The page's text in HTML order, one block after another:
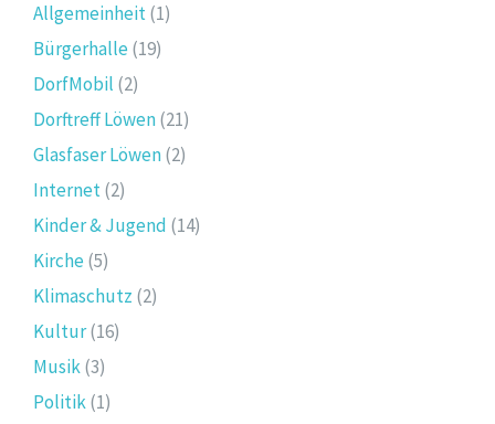
Allgemeinheit(1)
Bürgerhalle(19)
DorfMobil (2)
Dorftreff Löwen(21)
Glasfaser Löwen(2)
Internet(2)
Kinder & Jugend (14)
Kirche(5)
Klimaschutz (2)
Kultur(16)
Musik(3)
Politik(1)